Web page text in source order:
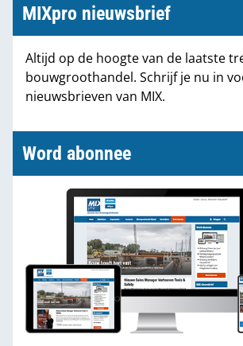
Marktcijfers
Partners
MIXpro nieuwsbrief
Altijd op de hoogte van de laatste
bouwgroothandel. Schrijf je nu in
nieuwsbrieven van MIX.
Word abonnee